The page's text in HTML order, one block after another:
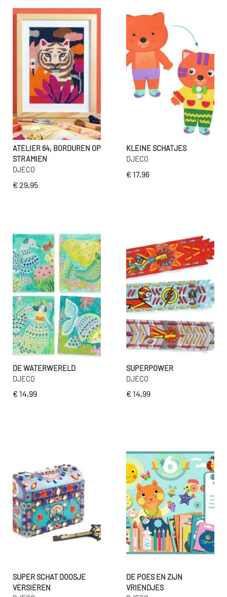
ATELIER 64, BORDUREN OP
STRAMIEN
DJECO
€ 29,95
KLEINE SCHATJES
DJECO
€ 17,96
DE WATERWERELD
DJECO
€ 14,99
SUPERPOWER
DJECO
€ 14,99
SUPER SCHAT DOOSJE
VERSIEREN
DE POES EN ZIJN
VRIENDJES